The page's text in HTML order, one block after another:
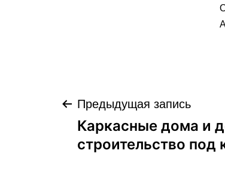
Навигация
по
Предыдущая запись
Каркасные дома и
строительство под